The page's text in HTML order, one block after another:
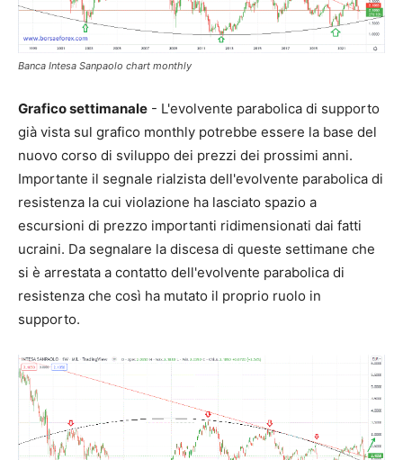
Banca Intesa Sanpaolo chart monthly
Grafico settimanale - L'evolvente parabolica di supporto
già vista sul grafico monthly potrebbe essere la base del
nuovo corso di sviluppo dei prezzi dei prossimi anni.
Importante il segnale rialzista dell'evolvente parabolica di
resistenza la cui violazione ha lasciato spazio a
escursioni di prezzo importanti ridimensionati dai fatti
ucraini. Da segnalare la discesa di queste settimane che
si è arrestata a contatto dell'evolvente parabolica di
resistenza che così ha mutato il proprio ruolo in
supporto.